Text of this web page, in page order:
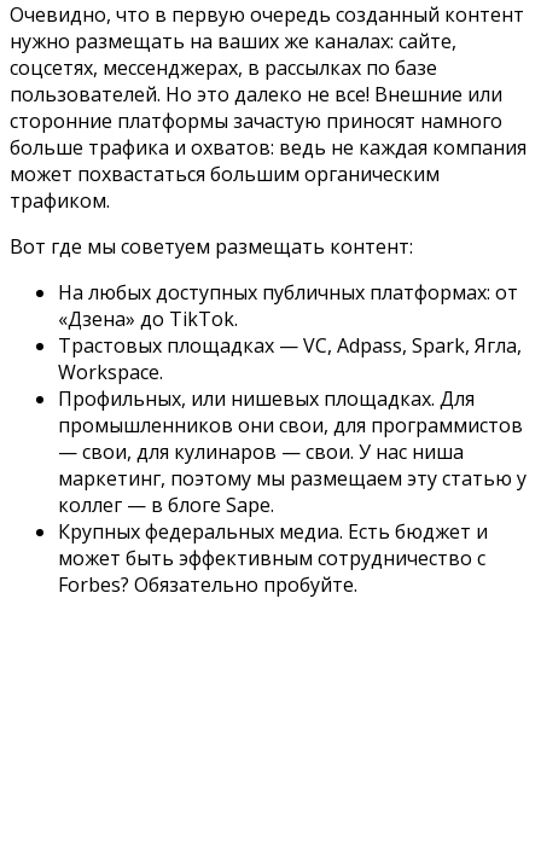
Очевидно, что в первую очередь созданный контент
нужно размещать на ваших же каналах: сайте,
соцсетях, мессенджерах, в рассылках по базе
пользователей. Но это далеко не все! Внешние или
сторонние платформы зачастую приносят намного
больше трафика и охватов: ведь не каждая компания
может похвастаться большим органическим
трафиком.
Вот где мы советуем размещать контент:
На любых доступных публичных платформах: от
«Дзена» до TikTok.
Трастовых площадках — VC, Adpass, Spark, Ягла,
Workspace.
Профильных, или нишевых площадках. Для
промышленников они свои, для программистов
— свои, для кулинаров — свои. У нас ниша
маркетинг, поэтому мы размещаем эту статью у
коллег — в блоге Sape.
Крупных федеральных медиа. Есть бюджет и
может быть эффективным сотрудничество с
Forbes? Обязательно пробуйте.